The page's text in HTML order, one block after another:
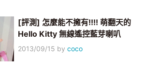
[評測] 怎麼能不擁有!!!! 萌翻天的
Hello Kitty 無線遙控藍芽喇叭
2013/09/15 bycoco